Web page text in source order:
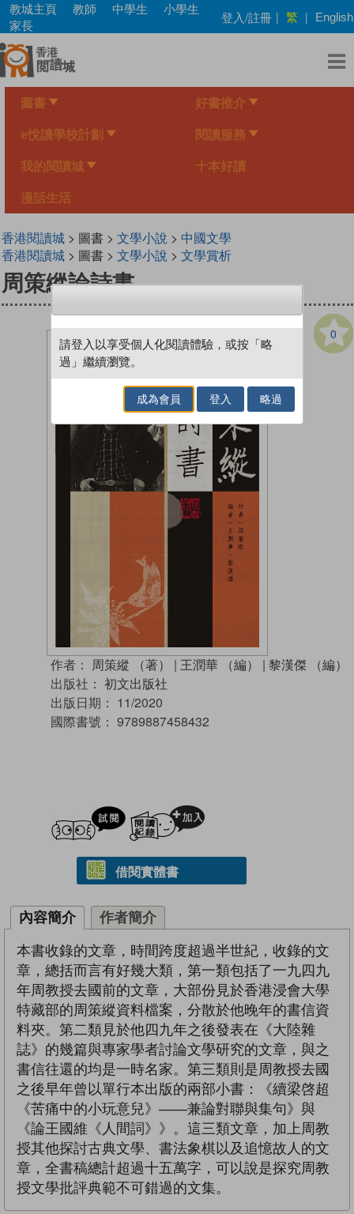
Skip
main
content
教城主頁 教師 中學生
小學生
家長
登入/註冊 | 繁 | English
圖書 好書推介
e悅讀學校計劃 閱讀服務
我的閱讀城 十本好讀
漫話生活
香港閱讀城> 圖書 > 文學小說 > 中國文學
香港閱讀城> 圖書 > 文學小說 > 文學賞析
周策縱論詩書
0
作者： 周策縱 （著） | 王潤華 （編） | 黎漢傑 （編）
出版社： 初文出版社
出版日期： 11/2020
國際書號： 9789887458432
試閲
借閱實體書
內容簡介 作者簡介
本書收錄的文章，時間跨度超過半世紀，收錄的文
章，總括而言有好幾大類，第一類包括了一九四九
年周教授去國前的文章，大部份見於香港浸會大學
特藏部的周策縱資料檔案，分散於他晚年的書信資
料夾。第二類見於他四九年之後發表在《大陸雜
誌》的幾篇與專家學者討論文學研究的文章，與之
書信往還的均是一時名家。第三類則是周教授去國
之後早年曾以單行本出版的兩部小書：《續梁啓超
《苦痛中的小玩意兒》——兼論對聯與集句》與
《論王國維《人間詞》》。這三類文章，加上周教
授其他探討古典文學、書法象棋以及追憶故人的文
章，全書稿總計超過十五萬字，可以說是探究周教
授文學批評典範不可錯過的文集。
請登入以享受個人化閱讀體驗，或按「略
過」繼續瀏覽。
成為會員 登入 略過